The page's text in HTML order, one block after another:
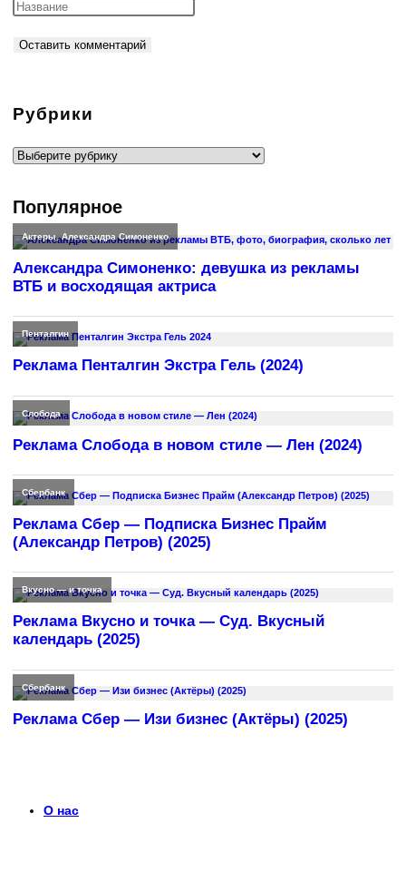
Рубрики
Рубрики
Популярное
Актеры,Александра Симоненко
Александра Симоненко: девушка из рекламы
ВТБ и восходящая актриса
Пенталгин
Реклама Пенталгин Экстра Гель (2024)
Слобода
Реклама Слобода в новом стиле — Лен (2024)
Сбербанк
Реклама Сбер — Подписка Бизнес Прайм
(Александр Петров) (2025)
Вкусно — и точка
Реклама Вкусно и точка — Суд. Вкусный
календарь (2025)
Сбербанк
Реклама Сбер — Изи бизнес (Актёры) (2025)
О нас